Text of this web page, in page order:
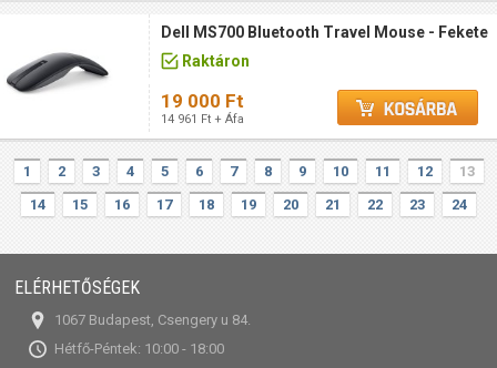
Dell MS700 Bluetooth Travel Mouse - Fekete
Raktáron
19 000 Ft
14 961 Ft + Áfa
1 2 3 4 5 6 7 8 9 10 11 12
13
14
15 16 17 18 19 20 21 22 23 24
ELÉRHETŐSÉGEK
1067 Budapest, Csengery u 84.
Hétfő-Péntek: 10:00 - 18:00